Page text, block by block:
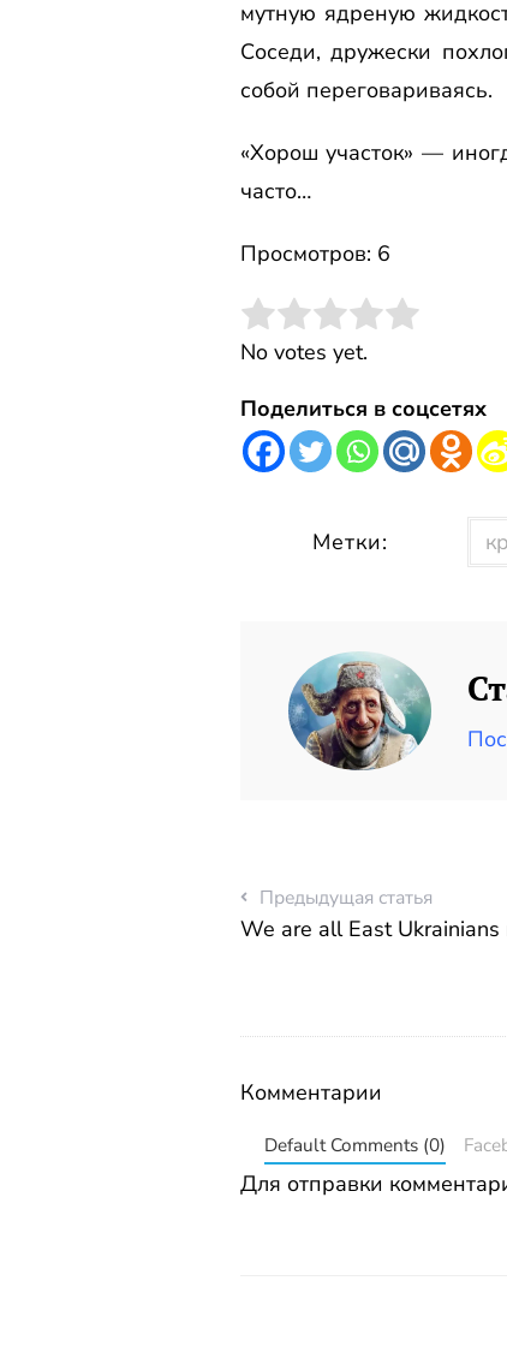
мутную ядреную
Соседи, дружески
собой переговариваясь.
«Хорош участок» —
часто…
Просмотров: 6
Rate this item:
Submit Rating
No votes yet.
Поделиться в соцсетях
Метки:
Предыдущая статья
We are all East
Комментарии
Default Comments (0)
Для отправки